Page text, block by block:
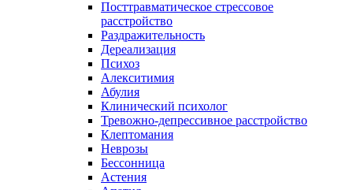
Посттравматическое стрессовое
расстройство
Раздражительность
Дереализация
Психоз
Алекситимия
Абулия
Клинический психолог
Тревожно-депрессивное расстройство
Клептомания
Неврозы
Бессонница
Астения